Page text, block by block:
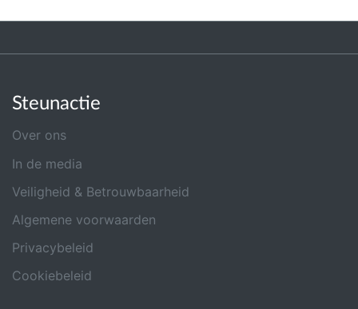
Steunactie
Over ons
In de media
Veiligheid & Betrouwbaarheid
Algemene voorwaarden
Privacybeleid
Cookiebeleid